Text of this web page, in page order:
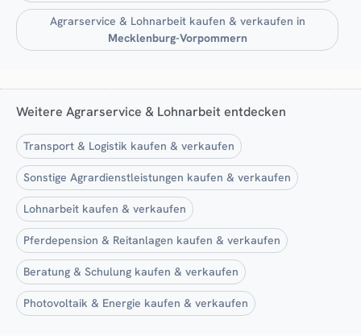
Agrarservice & Lohnarbeit kaufen & verkaufen in
Mecklenburg-Vorpommern
Weitere Agrarservice & Lohnarbeit entdecken
Transport & Logistik kaufen & verkaufen
Sonstige Agrardienstleistungen kaufen & verkaufen
Lohnarbeit kaufen & verkaufen
Pferdepension & Reitanlagen kaufen & verkaufen
Beratung & Schulung kaufen & verkaufen
Photovoltaik & Energie kaufen & verkaufen